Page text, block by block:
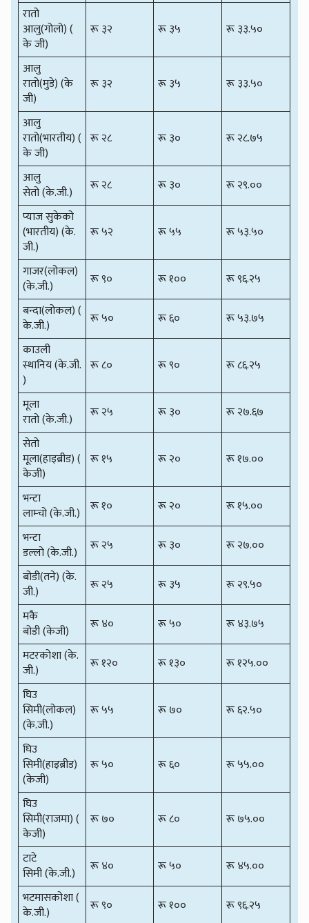
रातो
आलु(गोलो) (
के जी)
रू ३२ रू ३५ रू ३३.५०
आलु
रातो(मुडे) (के
जी)
रू ३२ रू ३५ रू ३३.५०
आलु
रातो(भारतीय) (
के जी)
रू २८ रू ३० रू २८.७५
आलु
सेतो (के.जी.)
रू २८ रू ३०
रू २९.००
प्याज सुकेको
(भारतीय) (के.
जी.)
रू ५२ रू ५५ रू ५३.५०
गाजर(लोकल)
(के.जी.)
रू ९० रू १००
रू ९६.२५
बन्दा(लोकल) (
के.जी.)
रू ५० रू ६०
रू ५३.७५
काउली
स्थानिय (के.जी.
)
रू ८० रू ९० रू ८६.२५
मूला
रातो (के.जी.)
रू २५ रू ३०
रू २७.६७
सेतो
मूला(हाइब्रीड) (
केजी)
रू १५ रू २० रू १७.००
भन्टा
लाम्चो (के.जी.) रू १० रू २०
रू १५.००
भन्टा
डल्लो (के.जी.)
रू २५ रू ३०
रू २७.००
बोडी(तने) (के.
जी.)
रू २५ रू ३५
रू २९.५०
मकै
बोडी (केजी)
रू ४० रू ५०
रू ४३.७५
मटरकोशा (के.
जी.)
रू १२० रू १३०
रू १२५.००
घिउ
सिमी(लोकल)
(के.जी.)
रू ५५ रू ७० रू ६२.५०
घिउ
सिमी(हाइब्रीड)
(केजी)
रू ५० रू ६० रू ५५.००
घिउ
सिमी(राजमा) (
केजी)
रू ७० रू ८० रू ७५.००
टाटे
सिमी (के.जी.)
रू ४० रू ५०
रू ४५.००
भटमासकोशा (
के.जी.)
रू ९० रू १००
रू ९६.२५